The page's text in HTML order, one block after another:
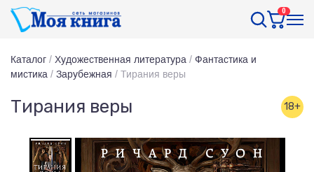
0
Каталог / Художественная литература / Фантастика и
мистика / Зарубежная / Тирания веры
Тирания веры 18+